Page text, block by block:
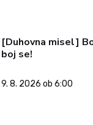
[Duhovna misel]
boj se!
9. 8. 2026 ob 6:00